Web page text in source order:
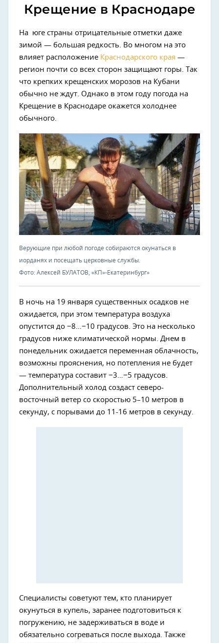
Крещение в Краснодаре
На юге страны отрицательные отметки даже
зимой — большая редкость. Во многом на это
влияет расположение Краснодарского края —
регион почти со всех сторон защищают горы. Так
что крепких крещенских морозов на Кубани
обычно не ждут. Однако в этом году погода на
Крещение в Краснодаре окажется холоднее
обычного.
Верующие при любой погоде собираются окунаться в
иорданях и посещать церковные службы.
Фото: Алексей БУЛАТОВ, «КП»-Екатеринбург»
В ночь на 19 января существенных осадков не
ожидается, при этом температура воздуха
опустится до −8…−10 градусов. Это на несколько
градусов ниже климатической нормы. Днем в
понедельник ожидается переменная облачность,
возможны прояснения, но потепления не будет
— температура составит −3…−5 градусов.
Дополнительный холод создаст северо-
восточный ветер со скоростью 5–10 метров в
секунду, с порывами до 11-16 метров в секунду.
Специалисты советуют тем, кто планирует
окунуться в купель, заранее подготовиться к
погружению, не задерживаться в воде и
обязательно согреваться после выхода. Также